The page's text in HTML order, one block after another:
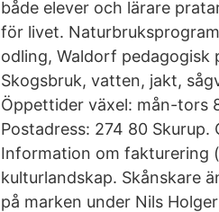
både elever och lärare
för livet.
odling, Waldorf pedagogisk
Skogsbruk, vatten, jakt,
Öppettider växel: mån-tors
Postadress: 274 80
Information om fakturering
kulturlandskap. Skånskare
på marken under Nils